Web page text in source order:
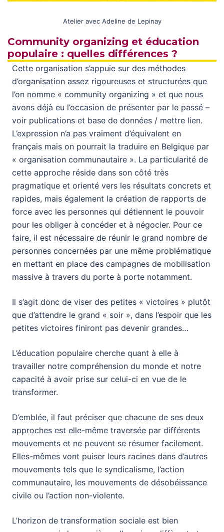
Atelier avec Adeline de Lepinay
Community organizing et éducation
populaire : quelles différences ?
Cette organisation s’appuie sur des méthodes
d’organisation assez rigoureuses et structurées que
l’on nomme « community organizing » et que nous
avons déjà eu l’occasion de présenter par le passé –
voir publications et base de données / mettre lien.
L’expression n’a pas vraiment d’équivalent en
français mais on pourrait la traduire en Belgique par
« organisation communautaire ». La particularité de
cette approche réside dans son côté très
pragmatique et orienté vers les résultats concrets et
rapides, mais également la création de rapports de
force avec les personnes qui détiennent le pouvoir
pour les obliger à concéder et à négocier. Pour ce
faire, il est nécessaire de réunir le grand nombre de
personnes concernées par une même problématique
en mettant en place des campagnes de mobilisation
massive à travers du porte à porte notamment.
Il s’agit donc de viser des petites « victoires » plutôt
que d’attendre le grand « soir », dans l’espoir que les
petites victoires finiront pas devenir grandes…
L’éducation populaire cherche quant à elle à
travailler notre compréhension du monde et notre
capacité à avoir prise sur celui-ci en vue de le
transformer.
D’emblée, il faut préciser que chacune de ses deux
approches est elle-même traversée par différents
mouvements et ne peuvent se résumer facilement.
Elles-mêmes vont puiser leurs racines dans d’autres
mouvements tels que le syndicalisme, l’action
communautaire, les mouvements de désobéissance
civile ou l’action non-violente.
L’horizon de transformation sociale est bien